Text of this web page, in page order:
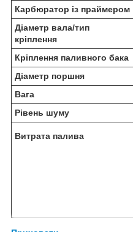
Карбюратор із праймером
Діаметр вала/тип
кріплення
Кріплення паливного бака
Діаметр поршня
Вага
Рівень шуму
Витрата палива